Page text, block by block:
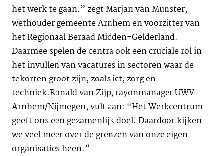
het werk te gaan.” zegt Marjan van Munster,
wethouder gemeente Arnhem en voorzitter van
het Regionaal Beraad Midden-Gelderland.
Daarmee spelen de centra ook een cruciale rol in
het invullen van vacatures in sectoren waar de
tekorten groot zijn, zoals ict, zorg en
techniek.Ronald van Zijp, rayonmanager UWV
Arnhem/Nijmegen, vult aan: “Het Werkcentrum
geeft ons een gezamenlijk doel. Daardoor kijken
we veel meer over de grenzen van onze eigen
organisaties heen.”